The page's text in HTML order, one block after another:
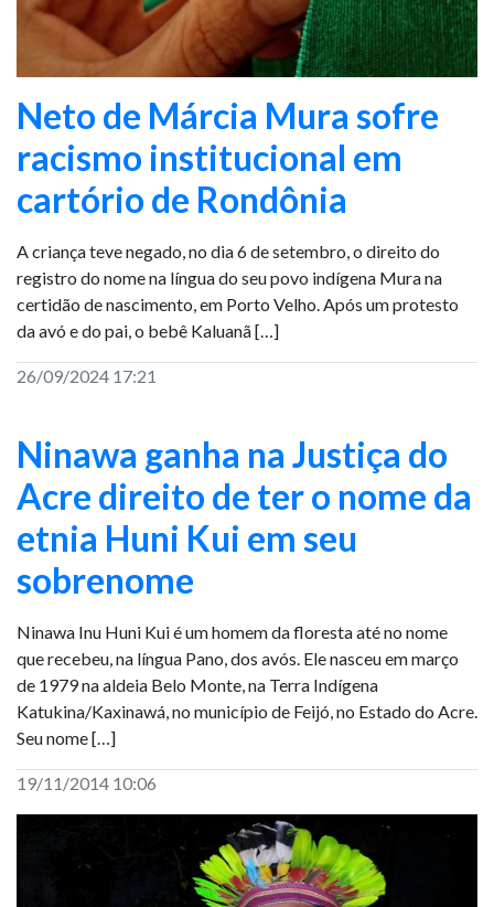
Neto de Márcia Mura sofre
racismo institucional em
cartório de Rondônia
A criança teve negado, no dia 6 de setembro, o direito do
registro do nome na língua do seu povo indígena Mura na
certidão de nascimento, em Porto Velho. Após um protesto
da avó e do pai, o bebê Kaluanã […]
26/09/2024 17:21
Ninawa ganha na Justiça do
Acre direito de ter o nome da
etnia Huni Kui em seu
sobrenome
Ninawa Inu Huni Kui é um homem da floresta até no nome
que recebeu, na língua Pano, dos avós. Ele nasceu em março
de 1979 na aldeia Belo Monte, na Terra Indígena
Katukina/Kaxinawá, no município de Feijó, no Estado do Acre.
Seu nome […]
19/11/2014 10:06